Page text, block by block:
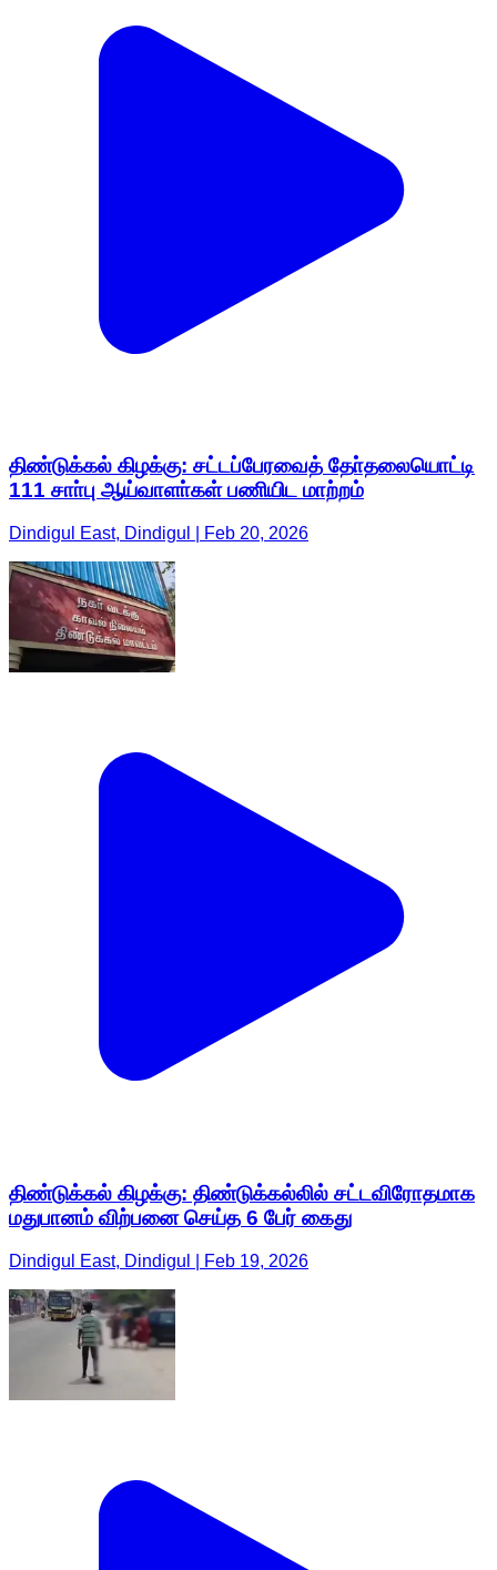
திண்டுக்கல் கிழக்கு: சட்டப்பேரவைத் தோ்தலையொட்டி
111 சாா்பு ஆய்வாளா்கள் பணியிட மாற்றம்
Dindigul East, Dindigul | Feb 20, 2026
திண்டுக்கல் கிழக்கு: திண்டுக்கல்லில் சட்டவிரோதமாக
மதுபானம் விற்பனை செய்த 6 பேர் கைது
Dindigul East, Dindigul | Feb 19, 2026